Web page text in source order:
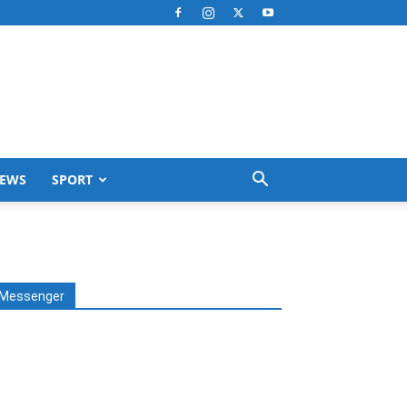
SPORT
Messenger